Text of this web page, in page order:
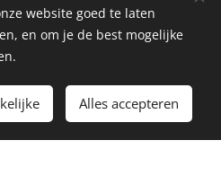
website goed te laten
en om je de best mogelijke
Alles accepteren